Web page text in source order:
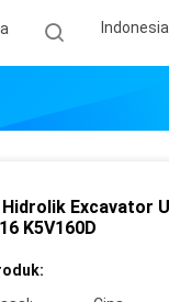
Excavator
K5V160D